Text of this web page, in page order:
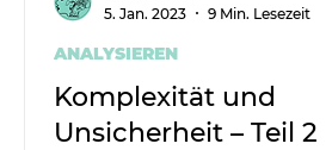
Komplexität und
Unsicherheit – Teil 2
ANALYSIEREN
5. Jan. 2023
9 Min. Lesezeit